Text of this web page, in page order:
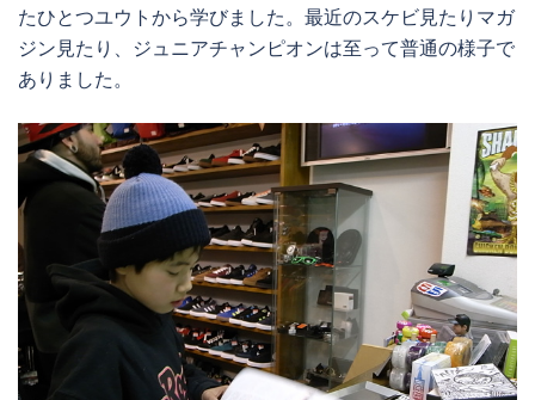
たひとつユウトから学びました。最近のスケビ見たりマガ
ジン見たり、ジュニアチャンピオンは至って普通の様子で
ありました。